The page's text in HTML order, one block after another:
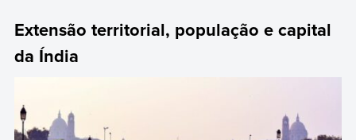
Extensão territorial, população e capital
da Índia